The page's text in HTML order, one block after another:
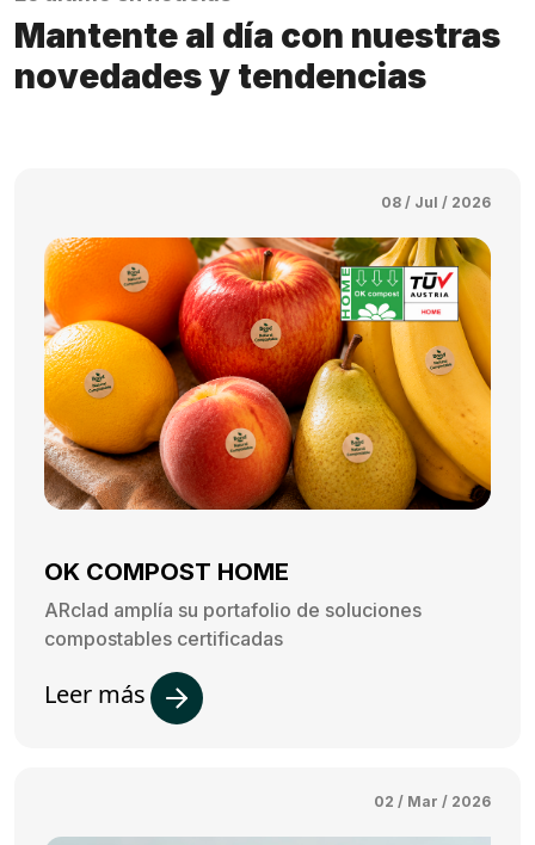
Mantente al día con nuestras
novedades y tendencias
08 / Jul / 2026
OK COMPOST HOME
ARclad amplía su portafolio de soluciones
compostables certificadas
Leer más
02 / Mar / 2026